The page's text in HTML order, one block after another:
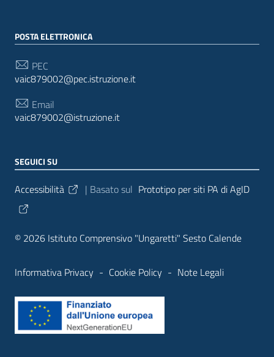
POSTA ELETTRONICA
PEC
vaic879002@pec.istruzione.it
Email
vaic879002@istruzione.it
SEGUICI SU
Sezione Link Utili
Accessibilità | Basato sul Prototipo per siti PA di AgID
© 2026 Istituto Comprensivo "Ungaretti" Sesto Calende
Informativa Privacy - Cookie Policy - Note Legali